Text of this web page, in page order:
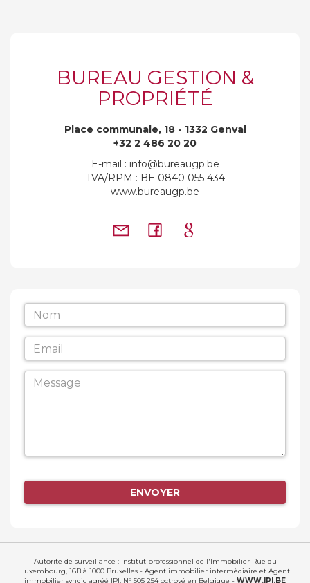
BUREAU GESTION &
PROPRIÉTÉ
Place communale, 18 - 1332 Genval
+32 2 486 20 20
E-mail : info@bureaugp.be
TVA/RPM : BE 0840 055 434
www.bureaugp.be
ENVOYER
Autorité de surveillance : Institut professionnel de l'Immobilier Rue du
Luxembourg, 16B à 1000 Bruxelles - Agent immobilier intermèdiaire et Agent
immobilier syndic agréé IPI, N° 505 254 octroyé en Belgique - WWW.IPI.BE